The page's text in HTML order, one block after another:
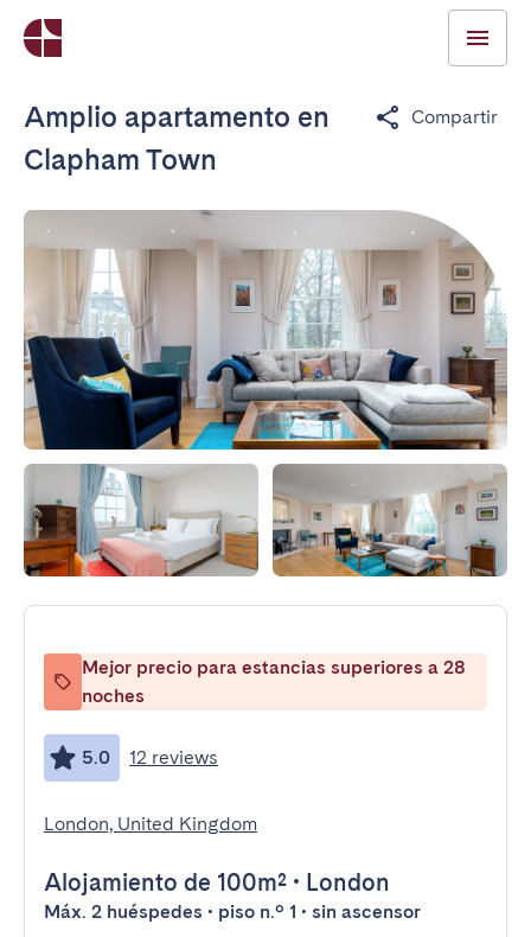
Amplio apartamento en
Clapham Town
Compartir
Mejor precio para estancias superiores a 28
noches
5.0 12 reviews
London, United Kingdom
Alojamiento de 100m² • London
Máx. 2 huéspedes • piso n.º 1 • sin ascensor